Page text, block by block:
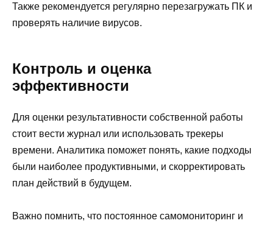
Также рекомендуется регулярно перезагружать ПК и
проверять наличие вирусов.
Контроль и оценка
эффективности
Для оценки результативности собственной работы
стоит вести журнал или использовать трекеры
времени. Аналитика поможет понять, какие подходы
были наиболее продуктивными, и скорректировать
план действий в будущем.
Важно помнить, что постоянное самомониторинг и